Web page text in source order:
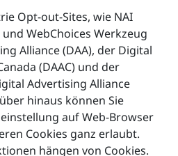
Opt-out-Sites, wie NAI
WebChoices Werkzeug
Alliance (DAA), der Digital
(DAAC) und der
Advertising Alliance
hinaus können Sie
auf Web-Browser
Cookies ganz erlaubt.
hängen von Cookies.